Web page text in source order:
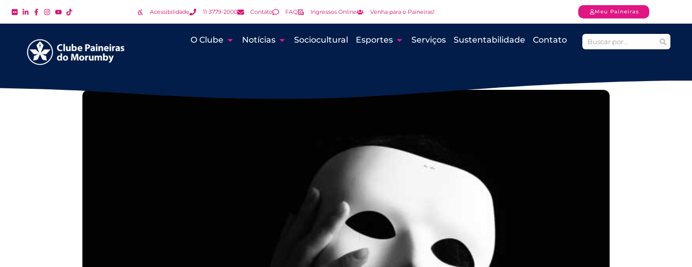
Acessibilidade 11 3779-2000 Contato FAQ Ingressos Online Venha para o Paineiras! Meu Paineiras
O Clube Notícias Sociocultural Esportes Serviços Sustentabilidade Contato